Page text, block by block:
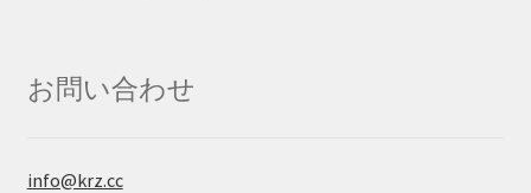
お問い合わせ
info@krz.cc